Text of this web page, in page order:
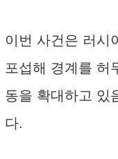
이번 사건은 러시
포섭해 경계를 허
동을 확대하고 있
다.